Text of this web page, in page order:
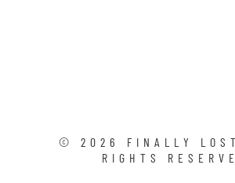
© 2026
FINALLY
RIGHTS